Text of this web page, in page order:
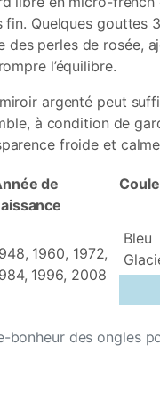
fin. Quelques gouttes
des perles de rosée,
l’équilibre.
argenté peut
à condition de
froide et
bonheur des ongles
de
1960, 1972,
1996, 2008
Bleu